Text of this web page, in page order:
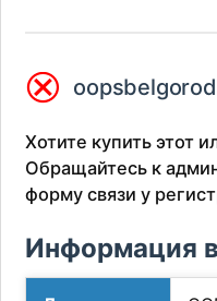
⮿
Хотите купить этот
Обращайтесь к
форму связи у
Информация